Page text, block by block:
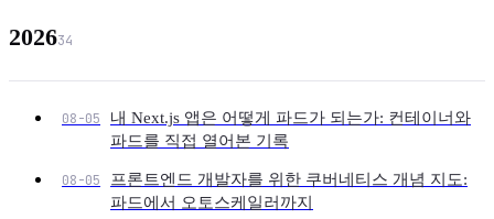
202634
08-05
내 Next.js 앱은 어떻게 파드가 되는가: 컨테이너와
파드를 직접 열어본 기록
08-05
프론트엔드 개발자를 위한 쿠버네티스 개념 지도:
파드에서 오토스케일러까지